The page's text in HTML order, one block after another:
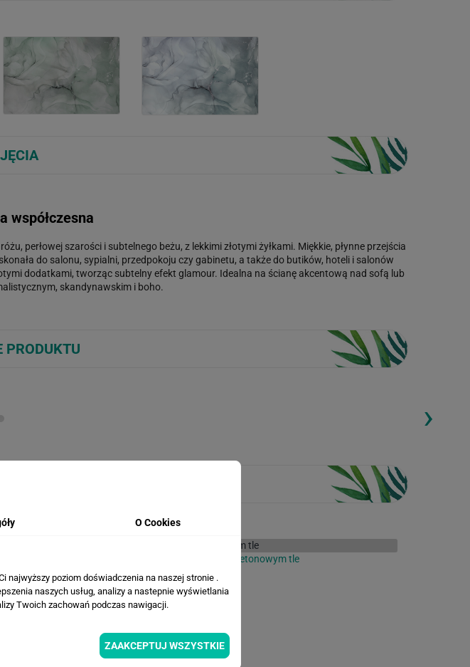
współczesna
perłowej szarości i subtelnego beżu, z lekkimi złotymi żyłkami. Miękkie, płynne przejścia
do salonu, sypialni, przedpokoju czy gabinetu, a także do butików, hoteli i salonów
dodatkami, tworząc subtelny efekt glamour. Idealna na ścianę akcentową nad sofą lub
skandynawskim i boho.
Loading...
›
Fototapeta Liście na betonowym tle
O Cookies
najwyższy poziom doświadczenia na naszej stronie .
naszych usług, analizy a nastepnie wyświetlania
Twoich zachowań podczas nawigacji.
ZAAKCEPTUJ WSZYSTKIE